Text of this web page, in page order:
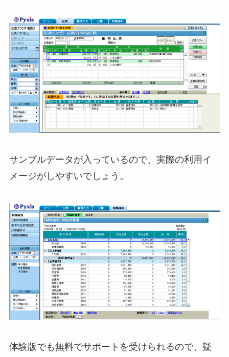
サンプルデータが入っているので、実際の利用イ
メージがしやすいでしょう。
体験版でも無料でサポートを受けられるので、疑